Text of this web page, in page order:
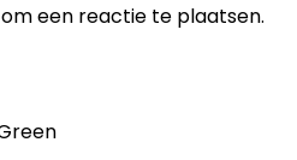
om een reactie te plaatsen.